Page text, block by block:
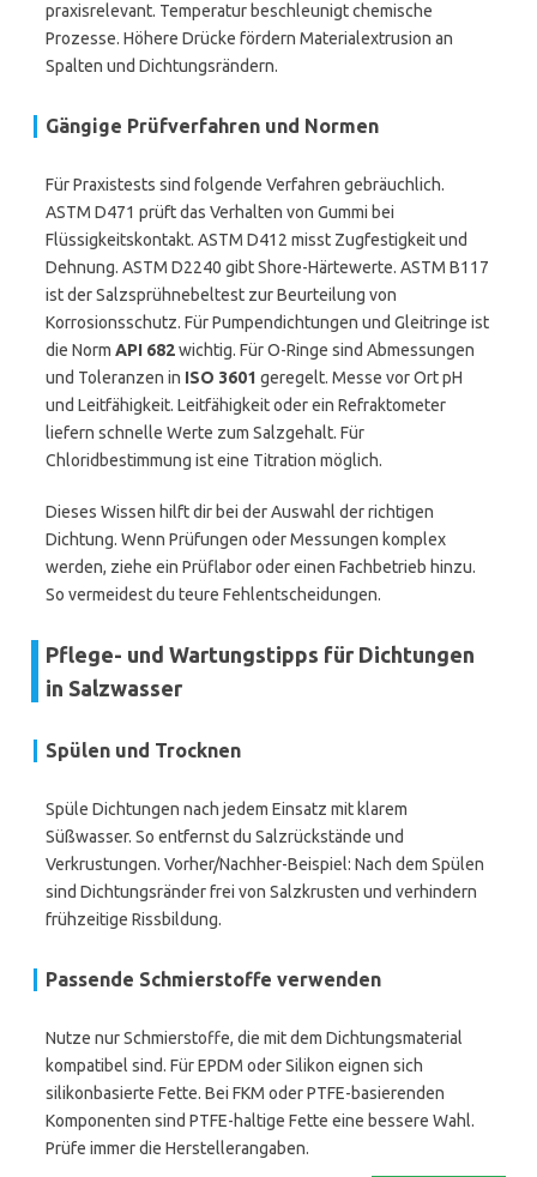
praxisrelevant. Temperatur beschleunigt chemische
Prozesse. Höhere Drücke fördern Materialextrusion an
Spalten und Dichtungsrändern.
Gängige Prüfverfahren und Normen
Für Praxistests sind folgende Verfahren gebräuchlich.
ASTM D471 prüft das Verhalten von Gummi bei
Flüssigkeitskontakt. ASTM D412 misst Zugfestigkeit und
Dehnung. ASTM D2240 gibt Shore-Härtewerte. ASTM B117
ist der Salzsprühnebeltest zur Beurteilung von
Korrosionsschutz. Für Pumpendichtungen und Gleitringe ist
die Norm API 682wichtig. Für O-Ringe sind Abmessungen
und Toleranzen in ISO 3601 geregelt. Messe vor Ort pH
und Leitfähigkeit. Leitfähigkeit oder ein Refraktometer
liefern schnelle Werte zum Salzgehalt. Für
Chloridbestimmung ist eine Titration möglich.
Dieses Wissen hilft dir bei der Auswahl der richtigen
Dichtung. Wenn Prüfungen oder Messungen komplex
werden, ziehe ein Prüflabor oder einen Fachbetrieb hinzu.
So vermeidest du teure Fehlentscheidungen.
Pflege- und Wartungstipps für Dichtungen
in Salzwasser
Spülen und Trocknen
Spüle Dichtungen nach jedem Einsatz mit klarem
Süßwasser. So entfernst du Salzrückstände und
Verkrustungen. Vorher/Nachher-Beispiel: Nach dem Spülen
sind Dichtungsränder frei von Salzkrusten und verhindern
frühzeitige Rissbildung.
Passende Schmierstoffe verwenden
Nutze nur Schmierstoffe, die mit dem Dichtungsmaterial
kompatibel sind. Für EPDM oder Silikon eignen sich
silikonbasierte Fette. Bei FKM oder PTFE-basierenden
Komponenten sind PTFE-haltige Fette eine bessere Wahl.
Prüfe immer die Herstellerangaben.